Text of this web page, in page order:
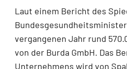
Laut einem Bericht des
vergangenen Jahr rund
von der Burda GmbH. Das
Unternehmens wird von